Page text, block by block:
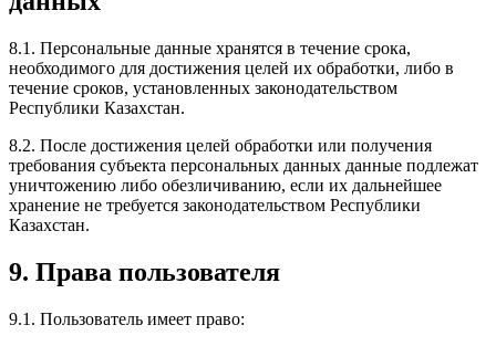
8.1. Персональные данные хранятся в течение срока,
необходимого для достижения целей их обработки, либо в
течение сроков, установленных законодательством
Республики Казахстан.
8.2. После достижения целей обработки или получения
требования субъекта персональных данных данные подлежат
уничтожению либо обезличиванию, если их дальнейшее
хранение не требуется законодательством Республики
Казахстан.
9. Права пользователя
9.1. Пользователь имеет право: